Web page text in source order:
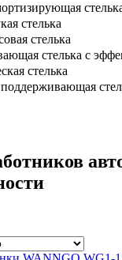
стелька
стелька
стелька с
стелька